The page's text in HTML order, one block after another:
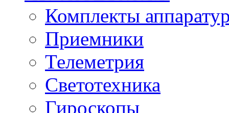
Комплекты
Приемники
Телеметрия
Светотехника
Гироскопы